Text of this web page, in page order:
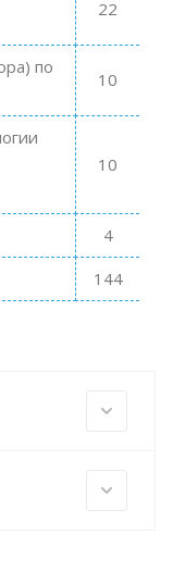
22
по
10
10
4
144